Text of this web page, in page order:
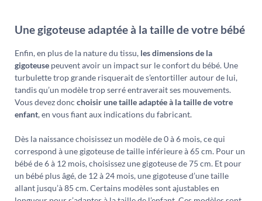
Une gigoteuse adaptée à la taille de votre bébé
Enfin, en plus de la nature du tissu, les dimensions de la
gigoteuse peuvent avoir un impact sur le confort du bébé. Une
turbulette trop grande risquerait de s’entortiller autour de lui,
tandis qu’un modèle trop serré entraverait ses mouvements.
Vous devez donc choisir une taille adaptée à la taille de votre
enfant, en vous fiant aux indications du fabricant.
Dès la naissance choisissez un modèle de 0 à 6 mois, ce qui
correspond à une gigoteuse de taille inférieure à 65 cm. Pour un
bébé de 6 à 12 mois, choisissez une gigoteuse de 75 cm. Et pour
un bébé plus âgé, de 12 à 24 mois, une gigoteuse d’une taille
allant jusqu’à 85 cm. Certains modèles sont ajustables en